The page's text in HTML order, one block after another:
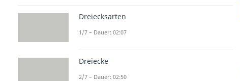
Dreiecksarten
1/7 – Dauer: 02:07
Dreiecke
2/7 – Dauer: 02:50